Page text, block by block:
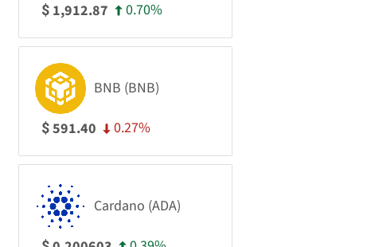
$ 1,912.87 0.70%
BNB (BNB)
$591.40 0.27%
Cardano (ADA)